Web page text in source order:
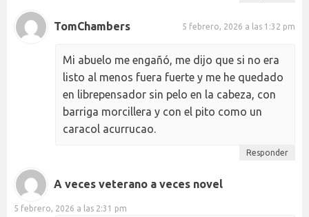
TomChambers 5 febrero, 2026 a las 1:32 pm
Mi abuelo me engañó, me dijo que si no era
listo al menos fuera fuerte y me he quedado
en librepensador sin pelo en la cabeza, con
barriga morcillera y con el pito como un
caracol acurrucao.
Responder
A veces veterano a veces novel
5 febrero, 2026 a las 2:31 pm